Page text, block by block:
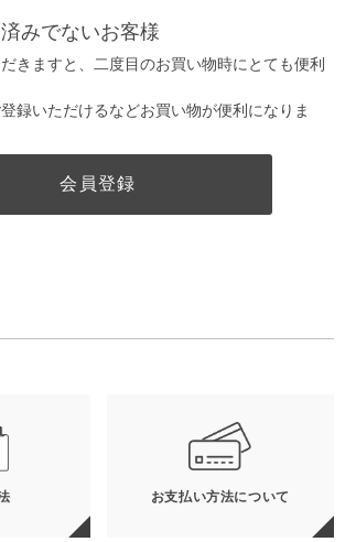
みでないお客様
きますと、二度目のお買い物時にとても便利
録いただけるなどお買い物が便利になりま
会員登録
お支払い方法について